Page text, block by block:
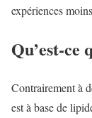
expériences
Qu’est-ce
Contrairement à
est à base de